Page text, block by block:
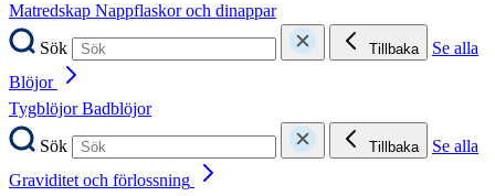
Matredskap Nappflaskor och dinappar
Sök
Tillbaka
Se alla
Blöjor
TygblöjorBadblöjor
Sök
Tillbaka
Se alla
Graviditet och förlossning